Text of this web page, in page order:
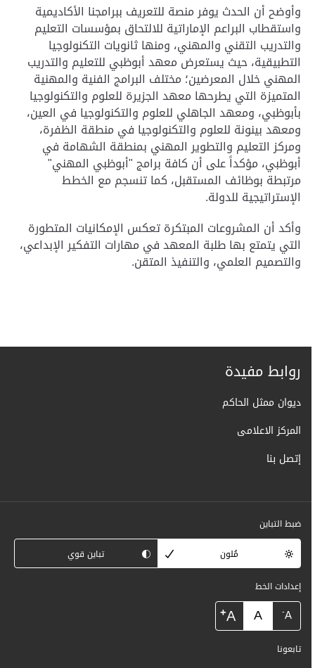
وأوضح أن الحدث يوفر منصة للتعريف ببرامجنا الأكاديمية
واستقطاب البراعم الإماراتية للالتحاق بمؤسسات التعليم
والتدريب التقني والمهني، ومنها ثانويات التكنولوجيا
التطبيقية، حيث يستعرض معهد أبوظبي للتعليم والتدريب
المهني خلال المعرضين؛ مختلف البرامج الفنية والمهنية
المتميزة التي يطرحها معهد الجزيرة للعلوم والتكنولوجيا
بأبوظبي، ومعهد الجاهلي للعلوم والتكنولوجيا في العين،
ومعهد بينونة للعلوم والتكنولوجيا في منطقة الظفرة،
ومركز التعليم والتطوير المهني بمنطقة الشهامة في
أبوظبي، مؤكداً على أن كافة برامج "أبوظبي المهني"
مرتبطة بوظائف المستقبل، كما تنسجم مع الخطط
الإستراتيجية للدولة.
وأكد أن المشروعات المبتكرة تعكس الإمكانيات المتطورة
التي يتمتع بها طلبة المعهد في مهارات التفكير الإبداعي،
والتصميم العلمي، والتنفيذ المتقن.
روابط مفيدة
ديوان ممثل الحاكم
المركز الاعلامى
إتصل بنا
ضبط التباين
مُلون
تباين قوي
إعدادات الخط
A
-
A
A
+
تابعونا